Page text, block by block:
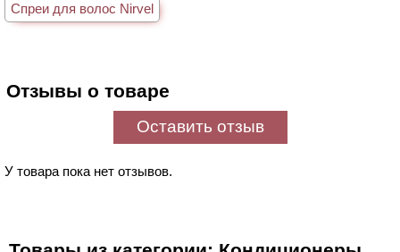
Спреи для волос Nirvel
Отзывы о товаре
Оставить отзыв
У товара пока нет отзывов.